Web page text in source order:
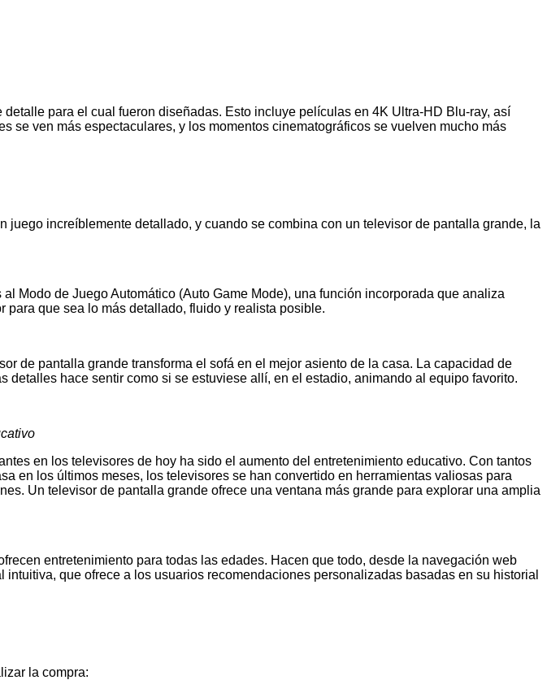
para el cual fueron diseñadas. Esto incluye películas en 4K Ultra-HD Blu-ray, así
se ven más espectaculares, y los momentos cinematográficos se vuelven mucho más
increíblemente detallado, y cuando se combina con un televisor de pantalla grande, la
Modo de Juego Automático (Auto Game Mode), una función incorporada que analiza
que sea lo más detallado, fluido y realista posible.
de pantalla grande transforma el sofá en el mejor asiento de la casa. La capacidad de
detalles hace sentir como si se estuviese allí, en el estadio, animando al equipo favorito.
en los televisores de hoy ha sido el aumento del entretenimiento educativo. Con tantos
en los últimos meses, los televisores se han convertido en herramientas valiosas para
Un televisor de pantalla grande ofrece una ventana más grande para explorar una amplia
entretenimiento para todas las edades. Hacen que todo, desde la navegación web
que ofrece a los usuarios recomendaciones personalizadas basadas en su historial
la compra: